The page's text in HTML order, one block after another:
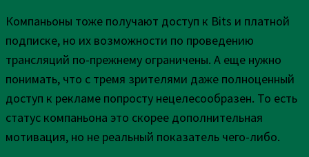
Компаньоны тоже получают доступ к Bits и платной
подписке, но их возможности по проведению
трансляций по-прежнему ограничены. А еще нужно
понимать, что с тремя зрителями даже полноценный
доступ к рекламе попросту нецелесообразен. То есть
статус компаньона это скорее дополнительная
мотивация, но не реальный показатель чего-либо.